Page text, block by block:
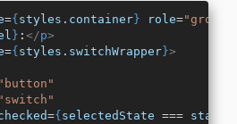
={ styles . container } role="group"
} : </p>
={ styles . switchWrapper }>
"button"
"switch"
={ selectedState ===